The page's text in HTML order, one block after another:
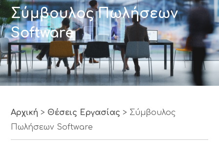
Σύμβουλος Πωλήσεων
Software
Αρχική > Θέσεις Εργασίας > Σύμβουλος
Πωλήσεων Software